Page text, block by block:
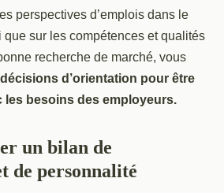
perspectives d’emplois dans le
sur les compétences et qualités
recherche de marché, vous
d’orientation pour être
les besoins des employeurs.
un bilan de
de personnalité